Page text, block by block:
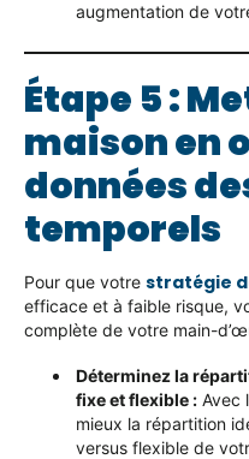
augmentation de
Étape 5 :
maison en
données
temporels
Pour que votre stratégie
efficace et à faible risque,
complète de votre main-
Déterminez la
fixe et flexible : Avec
mieux la répartition
versus flexible de